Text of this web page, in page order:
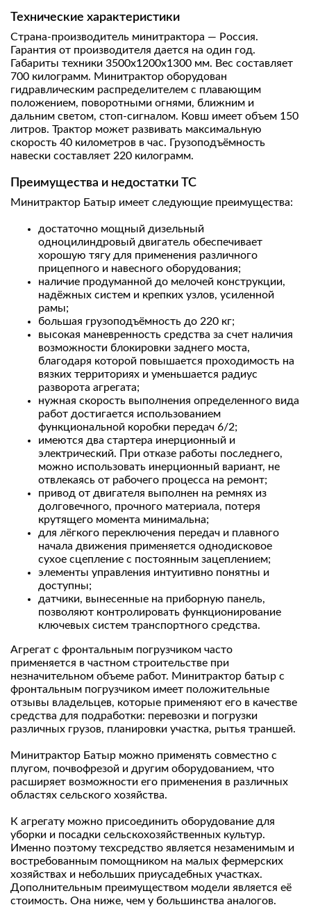
Технические характеристики
Страна-производитель минитрактора — Россия.
Гарантия от производителя дается на один год.
Габариты техники 3500х1200х1300 мм. Вес составляет
700 килограмм. Минитрактор оборудован
гидравлическим распределителем с плавающим
положением, поворотными огнями, ближним и
дальним светом, стоп-сигналом. Ковш имеет объем 150
литров. Трактор может развивать максимальную
скорость 40 километров в час. Грузоподъёмность
навески составляет 220 килограмм.
Преимущества и недостатки ТС
Минитрактор Батыр имеет следующие преимущества:
достаточно мощный дизельный
одноцилиндровый двигатель обеспечивает
хорошую тягу для применения различного
прицепного и навесного оборудования;
наличие продуманной до мелочей конструкции,
надёжных систем и крепких узлов, усиленной
рамы;
большая грузоподъёмность до 220 кг;
высокая маневренность средства за счет наличия
возможности блокировки заднего моста,
благодаря которой повышается проходимость на
вязких территориях и уменьшается радиус
разворота агрегата;
нужная скорость выполнения определенного вида
работ достигается использованием
функциональной коробки передач 6/2;
имеются два стартера инерционный и
электрический. При отказе работы последнего,
можно использовать инерционный вариант, не
отвлекаясь от рабочего процесса на ремонт;
привод от двигателя выполнен на ремнях из
долговечного, прочного материала, потеря
крутящего момента минимальна;
для лёгкого переключения передач и плавного
начала движения применяется однодисковое
сухое сцепление с постоянным зацеплением;
элементы управления интуитивно понятны и
доступны;
датчики, вынесенные на приборную панель,
позволяют контролировать функционирование
ключевых систем транспортного средства.
Агрегат с фронтальным погрузчиком часто
применяется в частном строительстве при
незначительном объеме работ. Минитрактор батыр с
фронтальным погрузчиком имеет положительные
отзывы владельцев, которые применяют его в качестве
средства для подработки: перевозки и погрузки
различных грузов, планировки участка, рытья траншей.
Минитрактор Батыр можно применять совместно с
плугом, почвофрезой и другим оборудованием, что
расширяет возможности его применения в различных
областях сельского хозяйства.
К агрегату можно присоединить оборудование для
уборки и посадки сельскохозяйственных культур.
Именно поэтому техсредство является незаменимым и
востребованным помощником на малых фермерских
хозяйствах и небольших приусадебных участках.
Дополнительным преимуществом модели является её
стоимость. Она ниже, чем у большинства аналогов.